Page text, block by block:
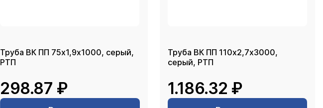
Труба ВК ПП 75х1,9х1000, серый,
РТП
298.87 ₽
Труба ВК ПП 110х2,7х3000,
серый, РТП
1.186.32 ₽